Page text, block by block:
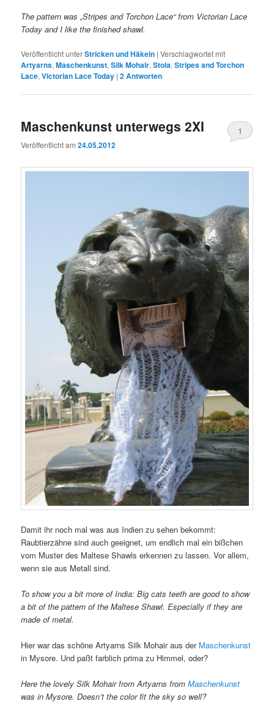
The pattern was „Stripes and Torchon Lace“ from Victorian Lace
Today and I like the finished shawl.
Veröffentlicht unterStricken und Häkeln |Verschlagwortet mit
Artyarns,Maschenkunst,Silk Mohair,Stola,Stripes and Torchon
Lace,Victorian Lace Today |2Antworten
Maschenkunst unterwegs 2XI
Veröffentlicht am24.05.2012
1
Damit ihr noch mal was aus Indien zu sehen bekommt:
Raubtierzähne sind auch geeignet, um endlich mal ein bißchen
vom Muster des Maltese Shawls erkennen zu lassen. Vor allem,
wenn sie aus Metall sind.
To show you a bit more of India: Big cats teeth are good to show
a bit of the pattern of the Maltese Shawl. Especially if they are
made of metal.
Hier war das schöne Artyarns Silk Mohair aus der Maschenkunst
in Mysore. Und paßt farblich prima zu Himmel, oder?
Here the lovely Silk Mohair from Artyarns fromMaschenkunst
was in Mysore. Doesn’t the color fit the sky so well?